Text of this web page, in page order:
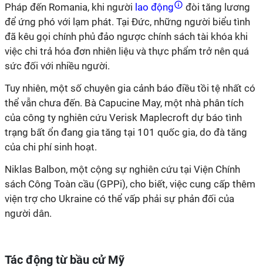
Pháp đến Romania, khi người lao động
đòi tăng lương
để ứng phó với lạm phát. Tại Đức, những người biểu tình
đã kêu gọi chính phủ đảo ngược chính sách tài khóa khi
việc chi trả hóa đơn nhiên liệu và thực phẩm trở nên quá
sức đối với nhiều người.
Tuy nhiên, một số chuyên gia cảnh báo điều tồi tệ nhất có
thể vẫn chưa đến. Bà Capucine May, một nhà phân tích
của công ty nghiên cứu Verisk Maplecroft dự báo tình
trạng bất ổn đang gia tăng tại 101 quốc gia, do đà tăng
của chi phí sinh hoạt.
Niklas Balbon, một cộng sự nghiên cứu tại Viện Chính
sách Công Toàn cầu (GPPi), cho biết, việc cung cấp thêm
viện trợ cho Ukraine có thể vấp phải sự phản đối của
người dân.
Tác động từ bầu cử Mỹ